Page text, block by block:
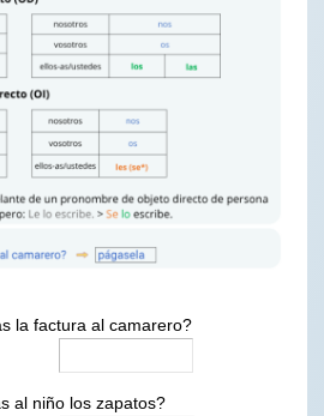
la factura al camarero?
al niño los zapatos?